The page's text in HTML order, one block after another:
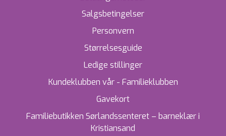
Salgsbetingelser
Personvern
Størrelsesguide
Ledige stillinger
Kundeklubben vår - Familieklubben
Gavekort
Familiebutikken Sørlandssenteret – barneklær i
Kristiansand